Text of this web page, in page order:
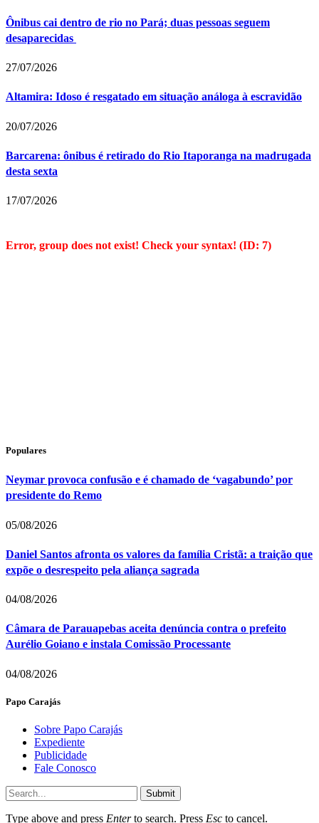
Ônibus cai dentro de rio no Pará; duas pessoas seguem
desaparecidas
27/07/2026
Altamira: Idoso é resgatado em situação análoga à escravidão
20/07/2026
Barcarena: ônibus é retirado do Rio Itaporanga na madrugada
desta sexta
17/07/2026
Error, group does not exist! Check your syntax! (ID: 7)
Populares
Neymar provoca confusão e é chamado de ‘vagabundo’ por
presidente do Remo
05/08/2026
Daniel Santos afronta os valores da família Cristã: a traição que
expõe o desrespeito pela aliança sagrada
04/08/2026
Câmara de Parauapebas aceita denúncia contra o prefeito
Aurélio Goiano e instala Comissão Processante
04/08/2026
Papo Carajás
Sobre Papo Carajás
Expediente
Publicidade
Fale Conosco
Submit
Type above and press Enterto search. Press Esc to cancel.